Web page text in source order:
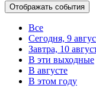
Отображать события
Все
Сегодня, 9
Завтра, 10
В эти выходные
В августе
В этом году